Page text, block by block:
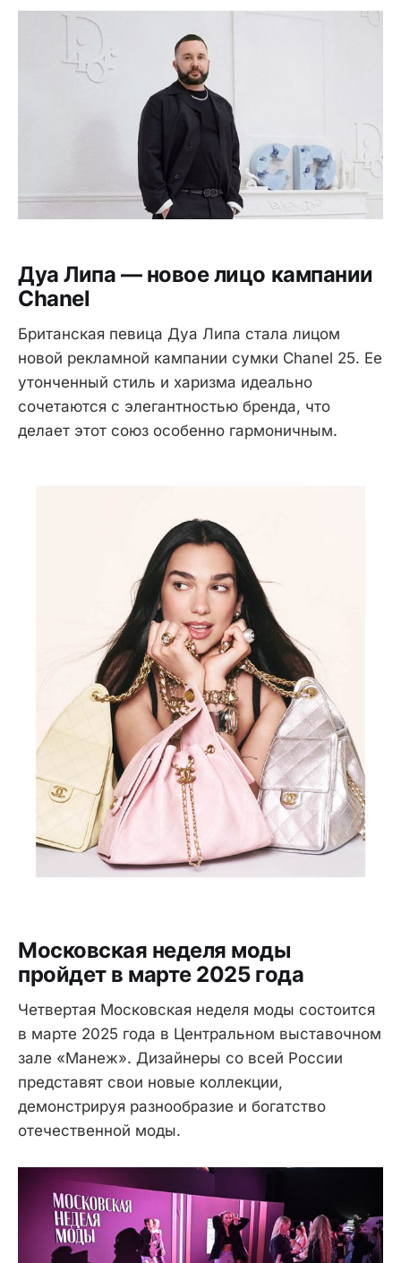
Дуа Липа — новое лицо кампании
Chanel
Британская певица Дуа Липа стала лицом
новой рекламной кампании сумки Chanel 25. Ее
утонченный стиль и харизма идеально
сочетаются с элегантностью бренда, что
делает этот союз особенно гармоничным.
Московская неделя моды
пройдет в марте 2025 года
Четвертая Московская неделя моды состоится
в марте 2025 года в Центральном выставочном
зале «Манеж». Дизайнеры со всей России
представят свои новые коллекции,
демонстрируя разнообразие и богатство
отечественной моды.